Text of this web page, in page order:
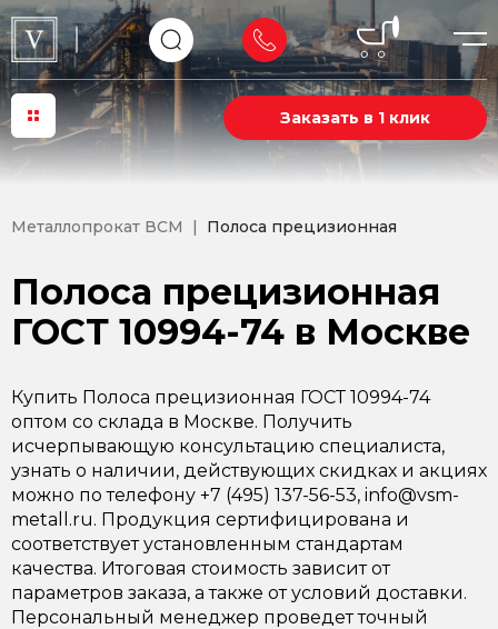
Заказать в 1 клик
Металлопрокат ВСМ Полоса прецизионная
Полоса прецизионная
ГОСТ 10994-74 в Москве
Купить Полоса прецизионная ГОСТ 10994-74
оптом со склада в Москве. Получить
исчерпывающую консультацию специалиста,
узнать о наличии, действующих скидках и акциях
можно по телефону +7 (495) 137-56-53, info@vsm-
metall.ru. Продукция сертифицирована и
соответствует установленным стандартам
качества. Итоговая стоимость зависит от
параметров заказа, а также от условий доставки.
Персональный менеджер проведет точный